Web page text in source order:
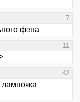
7
фена
11
42
лампочка